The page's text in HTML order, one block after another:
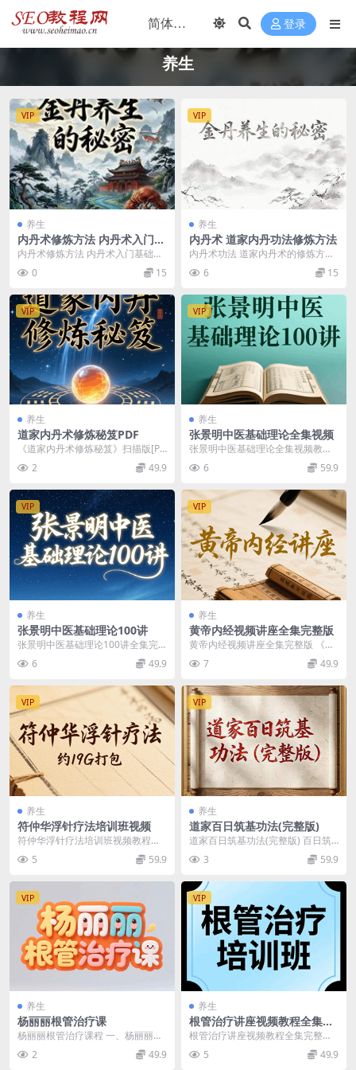
登录
养生
VIP
养生
内丹术修炼方法 内丹术入门基
础知识
内丹术修炼方法 内丹术入门基础知
识 内丹术功法 道家内丹术的修炼方
法pdf电子书...
0 15
VIP
养生
内丹术 道家内丹功法修炼方法
内丹术功法 道家内丹术的修炼方法
pdf电子书籍 内丹术入门基础知
识、内丹术功法推...
6 15
VIP
养生
道家内丹术修炼秘笈PDF
《道家内丹术修炼秘笈》扫描版[PD
F]目录: 玉昆子照片及简介 梅花桩，
是干枝五...
2 49.9
VIP
养生
张景明中医基础理论全集视频
张景明中医基础理论全集视频教程
张景明中医基础理论100讲全集完
整版视频教程 中...
6 59.9
VIP
养生
张景明中医基础理论100讲
张景明中医基础理论100讲全集完
整版视频教程 张景明教授《零基础
学中医训练营》 ...
6 49.9
VIP
养生
黄帝内经视频讲座全集完整版
黄帝内经视频讲座全集完整版 《黄
帝内经》分《灵枢》《素问》两部
分，是中国最早的医...
7 49.9
VIP
养生
符仲华浮针疗法培训班视频
符仲华浮针疗法培训班视频教程，
约19G 浮针治疗疼痛技术研修班
【第一部分】 浮针...
5 59.9
VIP
养生
道家百日筑基功法(完整版)
道家百日筑基功法(完整版) 百日筑
基功法完整版 打通小周天最简单的
方法 百日筑基...
3 59.9
VIP
养生
杨丽丽根管治疗课
杨丽丽根管治疗课程 一、杨丽丽根
管治疗课程 第一期 根管治疗中的疼
痛控制.mp4...
2 49.9
VIP
养生
根管治疗讲座视频教程全集完
整版
根管治疗讲座视频教程全集完整版
下载 根管治疗的步骤过程 口腔根管
治疗培训班实操视...
5 49.9